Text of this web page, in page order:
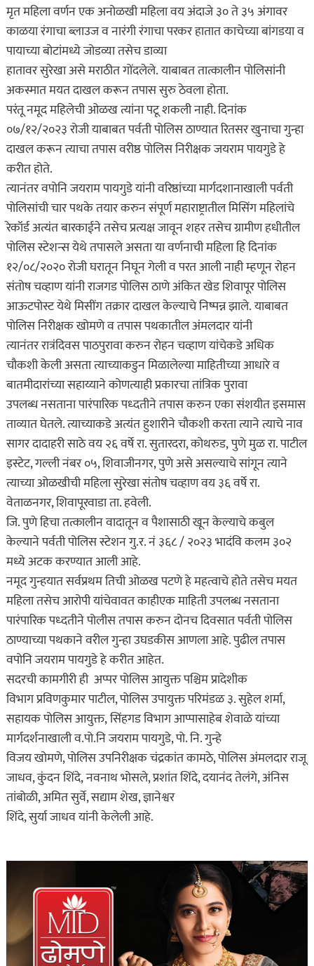
मृत महिला वर्णन एक अनोळखी महिला वय अंदाजे ३० ते ३५ अंगावर
काळया रंगाचा ब्लाउज व नारंगी रंगाचा परकर हातात काचेच्या बांगडया व
पायाच्या बोटांमध्ये जोडव्या तसेच डाव्या
हातावर सुरेखा असे मराठीत गोंदलेले. याबाबत तात्कालीन पोलिसांनी
अकस्मात मयत दाखल करून तपास सुरु ठेवला होता.
परंतू नमूद महिलेची ओळख त्यांना पटू शकली नाही. दिनांक
०७/१२/२०२३ रोजी याबाबत पर्वती पोलिस ठाण्यात रितसर खुनाचा गुन्हा
दाखल करून त्याचा तपास वरीष्ठ पोलिस निरीक्षक जयराम पायगुडे हे
करीत होते.
त्यानंतर वपोनि जयराम पायगुडे यांनी वरिष्ठांच्या मार्गदशानाखाली पर्वती
पोलिसांची चार पथके तयार करुन संपूर्ण महाराष्ट्रातील मिसिंग महिलांचे
रेकॉर्ड अत्यंत बारकाईने तसेच प्रत्यक्ष जावून शहर तसेच ग्रामीण हधीतील
पोलिस स्टेशन्स येथे तपासले असता या वर्णनाची महिला हि दिनांक
१२/०८/२०२० रोजी घरातून निघून गेली व परत आली नाही म्हणून रोहन
संतोष चव्हाण यांनी राजगड पोलिस ठाणे अंकित खेड शिवापूर पोलिस
आऊटपोस्ट येथे मिसींग तक्रार दाखल केल्याचे निष्पन्न झाले. याबाबत
पोलिस निरीक्षक खोमणे व तपास पथकातील अंमलदार यांनी
त्यानंतर रात्रंदिवस पाठपुरावा करुन रोहन चव्हाण यांचेकडे अधिक
चौकशी केली असता त्याच्याकडुन मिळालेल्या माहितीच्या आधारे व
बातमीदारांच्या सहाय्याने कोणत्याही प्रकारचा तांत्रिक पुरावा
उपलब्ध नसताना पारंपारिक पध्दतीने तपास करुन एका संशयीत इसमास
ताव्यात घेतले. त्याच्याकडे अत्यंत हुशारीने चौकशी करता त्याने त्याचे नाव
सागर दादाहरी साठे वय २६ वर्षे रा. सुतारदरा, कोथरुड, पुणे मुळ रा. पाटील
इस्टेट, गल्ली नंबर ०५, शिवाजीनगर, पुणे असे असल्याचे सांगून त्याने
त्याच्या ओळखीची महिला सुरेखा संतोष चव्हाण वय ३६ वर्षे रा.
वेताळनगर, शिवापूरवाडा ता. हवेली.
जि. पुणे हिचा तत्कालीन वादातून व पैशासाठी खून केल्याचे कबुल
केल्याने पर्वती पोलिस स्टेशन गु.र. नं ३६८ / २०२३ भादंवि कलम ३०२
मध्ये अटक करण्यात आली आहे.
नमूद गुन्हयात सर्वप्रथम तिची ओळख पटणे हे महत्वाचे होते तसेच मयत
महिला तसेच आरोपी यांचेवावत काहीएक माहिती उपलब्ध नसताना
पारंपारिक पध्दतीने पोलीस तपास करुन दोनच दिवसात पर्वती पोलिस
ठाण्याच्या पथकाने वरील गुन्हा उघडकीस आणला आहे. पुढील तपास
वपोनि जयराम पायगुडे हे करीत आहेत.
सदरची कामगीरी ही अप्पर पोलिस आयुक्त पश्चिम प्रादेशीक
विभाग प्रविणकुमार पाटील, पोलिस उपायुक्त परिमंडळ ३. सुहेल शर्मा,
सहायक पोलिस आयुक्त, सिंहगड विभाग आप्पासाहेब शेवाळे यांच्या
मार्गदर्शनाखाली व.पो.नि जयराम पायगुडे, पो. नि. गुन्हे
विजय खोमणे, पोलिस उपनिरीक्षक चंद्रकांत कामठे, पोलिस अंमलदार राजू
जाधव, कुंदन शिंदे, नवनाथ भोसले, प्रशांत शिंदे, दयानंद तेलंगे, अंनिस
तांबोळी, अमित सुर्वे, सद्याम शेख, ज्ञानेश्वर
शिंदे, सुर्या जाधव यांनी केलेली आहे.